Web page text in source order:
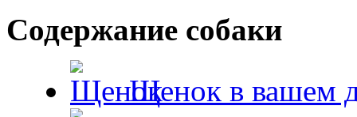
Содержание собаки
Щенок в вашем